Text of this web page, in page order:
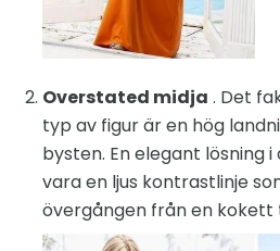
Overstated midja . Det
typ av figur är en hög
bysten. En elegant lösning
vara en ljus kontrastlinje
övergången från en kokett